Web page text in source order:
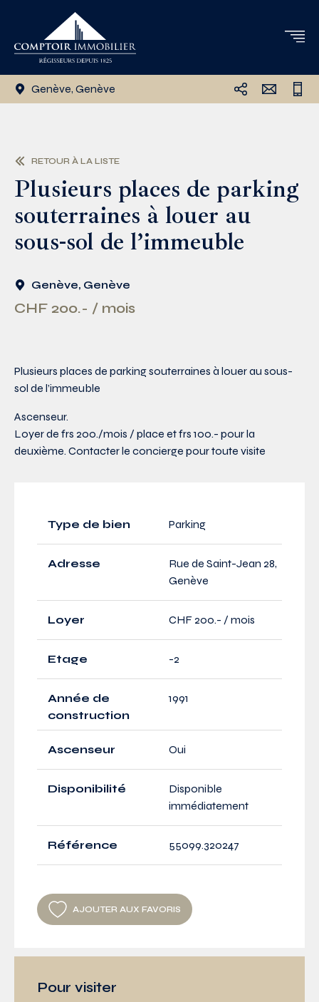
Genève, Genève
RETOUR À LA LISTE
Plusieurs places de parking
souterraines à louer au
sous-sol de l’immeuble
Genève, Genève
CHF 200.- / mois
Plusieurs places de parking souterraines à louer au sous-
sol de l’immeuble
Ascenseur.
Loyer de frs 200./mois / place et frs 100.- pour la
deuxième. Contacter le concierge pour toute visite
Type de bien Parking
Adresse
Rue de Saint-Jean 28,
Genève
Loyer CHF 200.- / mois
Etage -2
Année de
construction
1991
Ascenseur Oui
Disponibilité
Disponible
immédiatement
Référence 55099.320247
AJOUTER AUX FAVORIS
Pour visiter